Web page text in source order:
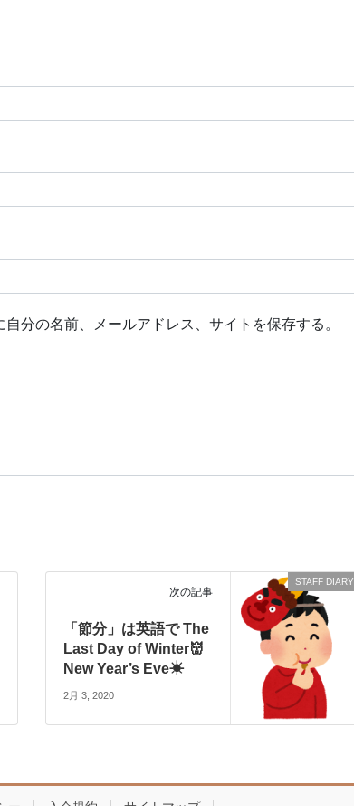
分の名前、メールアドレス、サイトを保存する。
STAFF DIARY
次の記事
「節分」は英語で The
Last Day of Winter👹
New Year’s Eve☀
2月 3, 2020